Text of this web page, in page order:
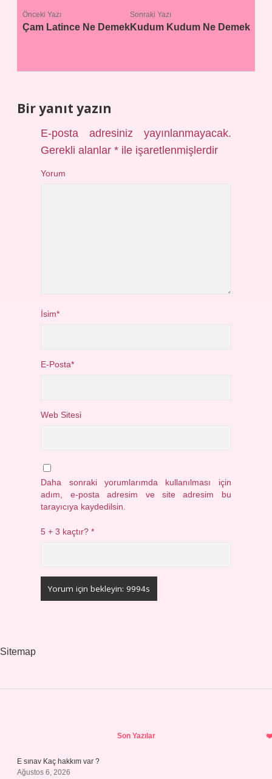
Önceki Yazı
Çam Latince Ne Demek
Sonraki Yazı
Kudum Kudum Ne Demek
Bir yanıt yazın
E-posta adresiniz yayınlanmayacak.
Gerekli alanlar* ile işaretlenmişlerdir
Yorum
İsim*
E-Posta*
Web Sitesi
Daha sonraki yorumlarımda kullanılması için
adım, e-posta adresim ve site adresim bu
tarayıcıya kaydedilsin.
5 + 3 kaçtır?*
Sitemap
Son Yazılar
E sınav Kaç hakkım var ?
Ağustos 6, 2026